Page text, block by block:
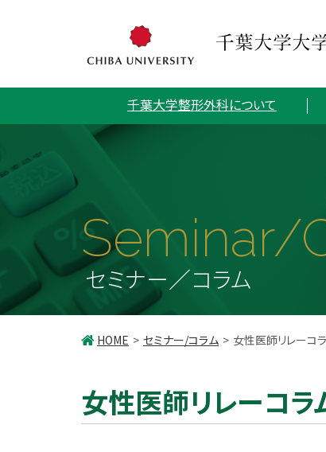
千葉大学整形外科について
Seminar/
セミナー／コラム
HOME セミナー/コラム 女性医師リレーコ
女性医師リレーコラ